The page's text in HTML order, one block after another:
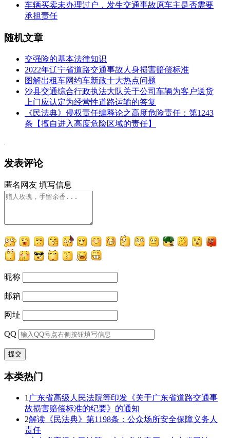
车辆买卖未办理过户，发生交通事故原车主是否需要
承担责任
随机文章
交强险的基本法律知识
2022年辽宁省道路交通事故人身损害赔偿标准
图解出租车网约车新政十大热点问题
沙县交通综合行政执法大队关于公司车辆为客户送货
上门应认定为经营性道路运输的答复
《民法典》侵权责任编释论之高度危险责任：第1243
条【擅自进入高度危险区域的责任】
发表评论
匿名网友 填写信息
昵称
邮箱
网址
QQ
本类热门
1 广东省高级人民法院等印发《关于广东省道路交通事
故损害赔偿标准的纪要》的通知
2解读《民法典》第1198条：公众场所安全保障义务人
责任